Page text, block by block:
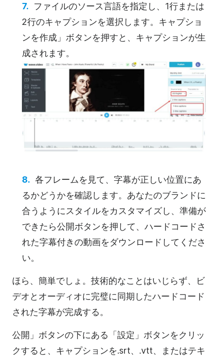
ファイルのソース言語を指定し、1行または
2行のキャプションを選択します。キャプショ
ンを作成」ボタンを押すと、キャプションが生
成されます。
各フレームを見て、字幕が正しい位置にあ
るかどうかを確認します。あなたのブランドに
合うようにスタイルをカスタマイズし、準備が
できたら公開ボタンを押して、ハードコードさ
れた字幕付きの動画をダウンロードしてくださ
い。
ほら、簡単でしょ。技術的なことはいじらず、ビ
デオとオーディオに完璧に同期したハードコード
された字幕が完成する。
公開」ボタンの下にある「設定」ボタンをクリッ
クすると、キャプションを.srt、.vtt、またはテキ